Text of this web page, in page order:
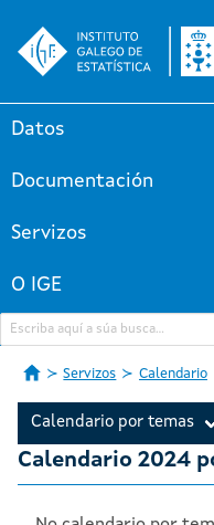
Datos
Documentación
Servizos
O IGE
Servizos Calendario
Calendario por temas
Calendario 2024